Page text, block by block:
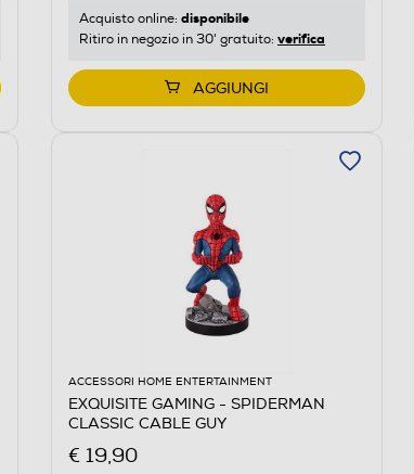
Acquisto online: disponibile
Ritiro in negozio in 30' gratuito: verifica
AGGIUNGI
ACCESSORI HOME ENTERTAINMENT
EXQUISITE GAMING - SPIDERMAN
CLASSIC CABLE GUY
€ 19,90